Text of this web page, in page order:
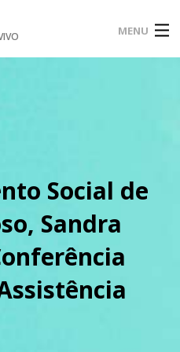
MENU
Social de
Sandra